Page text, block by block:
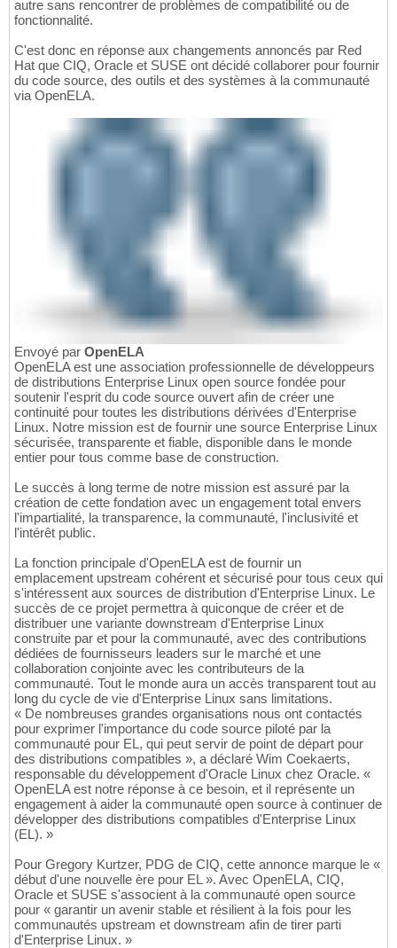
autre sans rencontrer de problèmes de compatibilité ou de
fonctionnalité.
C'est donc en réponse aux changements annoncés par Red
Hat que CIQ, Oracle et SUSE ont décidé collaborer pour fournir
du code source, des outils et des systèmes à la communauté
via OpenELA.
Envoyé par OpenELA
OpenELA est une association professionnelle de développeurs
de distributions Enterprise Linux open source fondée pour
soutenir l'esprit du code source ouvert afin de créer une
continuité pour toutes les distributions dérivées d'Enterprise
Linux. Notre mission est de fournir une source Enterprise Linux
sécurisée, transparente et fiable, disponible dans le monde
entier pour tous comme base de construction.
Le succès à long terme de notre mission est assuré par la
création de cette fondation avec un engagement total envers
l'impartialité, la transparence, la communauté, l'inclusivité et
l'intérêt public.
La fonction principale d'OpenELA est de fournir un
emplacement upstream cohérent et sécurisé pour tous ceux qui
s'intéressent aux sources de distribution d'Enterprise Linux. Le
succès de ce projet permettra à quiconque de créer et de
distribuer une variante downstream d'Enterprise Linux
construite par et pour la communauté, avec des contributions
dédiées de fournisseurs leaders sur le marché et une
collaboration conjointe avec les contributeurs de la
communauté. Tout le monde aura un accès transparent tout au
long du cycle de vie d'Enterprise Linux sans limitations.
« De nombreuses grandes organisations nous ont contactés
pour exprimer l'importance du code source piloté par la
communauté pour EL, qui peut servir de point de départ pour
des distributions compatibles », a déclaré Wim Coekaerts,
responsable du développement d'Oracle Linux chez Oracle. «
OpenELA est notre réponse à ce besoin, et il représente un
engagement à aider la communauté open source à continuer de
développer des distributions compatibles d'Enterprise Linux
(EL). »
Pour Gregory Kurtzer, PDG de CIQ, cette annonce marque le «
début d'une nouvelle ère pour EL ». Avec OpenELA, CIQ,
Oracle et SUSE s'associent à la communauté open source
pour « garantir un avenir stable et résilient à la fois pour les
communautés upstream et downstream afin de tirer parti
d'Enterprise Linux. »